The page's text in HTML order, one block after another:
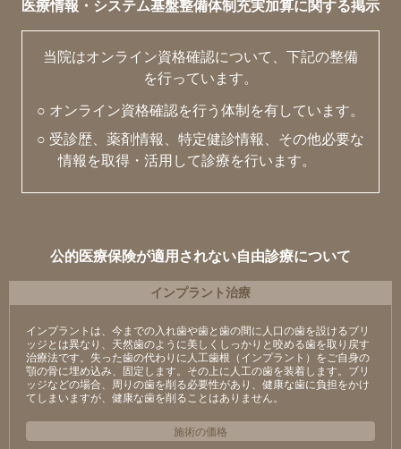
医療情報・システム基盤整備体制充実加算に関する掲示
当院はオンライン資格確認について、下記の整備
を行っています。
○ オンライン資格確認を行う体制を有しています。
○ 受診歴、薬剤情報、特定健診情報、その他必要な
情報を取得・活用して診療を行います。
公的医療保険が適用されない自由診療について
インプラント治療
インプラントは、今までの入れ歯や歯と歯の間に人口の歯を設けるブリ
ッジとは異なり、天然歯のように美しくしっかりと咬める歯を取り戻す
治療法です。失った歯の代わりに人工歯根（インプラント）をご自身の
顎の骨に埋め込み、固定します。その上に人工の歯を装着します。ブリ
ッジなどの場合、周りの歯を削る必要性があり、健康な歯に負担をかけ
てしまいますが、健康な歯を削ることはありません。
施術の価格